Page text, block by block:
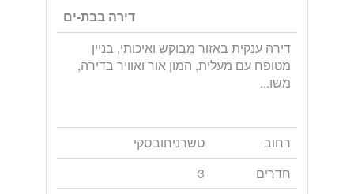
דירה בבת-ים
דירה ענקית באזור מבוקש ואיכותי, בניין
מטופח עם מעלית, המון אור ואוויר בדירה,
משו...
רחוב
טשרניחובסקי
חדרים
3